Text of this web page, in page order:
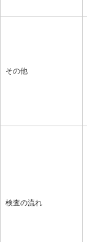
その他
検査の流れ